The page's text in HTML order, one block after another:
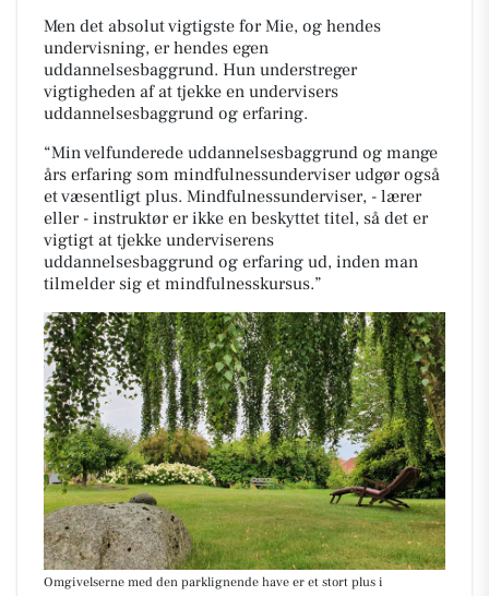
Men det absolut vigtigste for Mie, og hendes
undervisning, er hendes egen
uddannelsesbaggrund. Hun understreger
vigtigheden af at tjekke en undervisers
uddannelsesbaggrund og erfaring.
“Min velfunderede uddannelsesbaggrund og mange
års erfaring som mindfulnessunderviser udgør også
et væsentligt plus. Mindfulnessunderviser, - lærer
eller - instruktør er ikke en beskyttet titel, så det er
vigtigt at tjekke underviserens
uddannelsesbaggrund og erfaring ud, inden man
tilmelder sig et mindfulnesskursus.”
Omgivelserne med den parklignende have er et stort plus i